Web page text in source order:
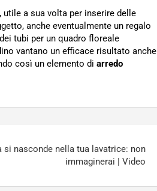
, utile a sua volta per inserire delle
anche eventualmente un regalo
tubi per un quadro floreale
vantano un efficace risultato anche
così un elemento di arredo
si nasconde nella tua lavatrice: non
immaginerai | Video